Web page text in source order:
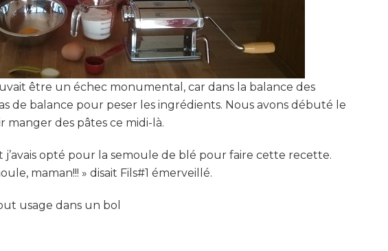
être un échec monumental, car dans la balance des
de balance pour peser les ingrédients. Nous avons débuté le
des pâtes ce midi-là.
opté pour la semoule de blé pour faire cette recette.
maman!!! » disait Fils#1 émerveillé.
usage dans un bol